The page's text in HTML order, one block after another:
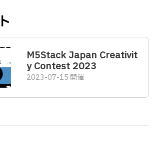
M5Stack Japan Creativit
y Contest 2023
2023-07-15 開催